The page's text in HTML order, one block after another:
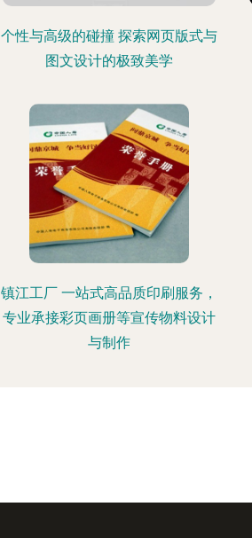
个性与高级的碰撞 探索网页版式与
图文设计的极致美学
镇江工厂 一站式高品质印刷服务，
专业承接彩页画册等宣传物料设计
与制作